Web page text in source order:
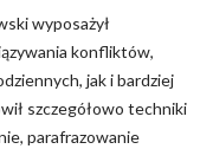
wyposażył
konfliktów,
jak i bardziej
szczegółowo techniki
parafrazowanie